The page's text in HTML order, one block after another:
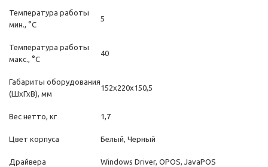
Температура работы
мин., °C
5
Температура работы
макс., °C
40
Габариты оборудования
(ШхГхВ), мм
152х220х150,5
Вес нетто, кг 1,7
Цвет корпуса Белый, Черный
Драйвера Windows Driver, OPOS, JavaPOS